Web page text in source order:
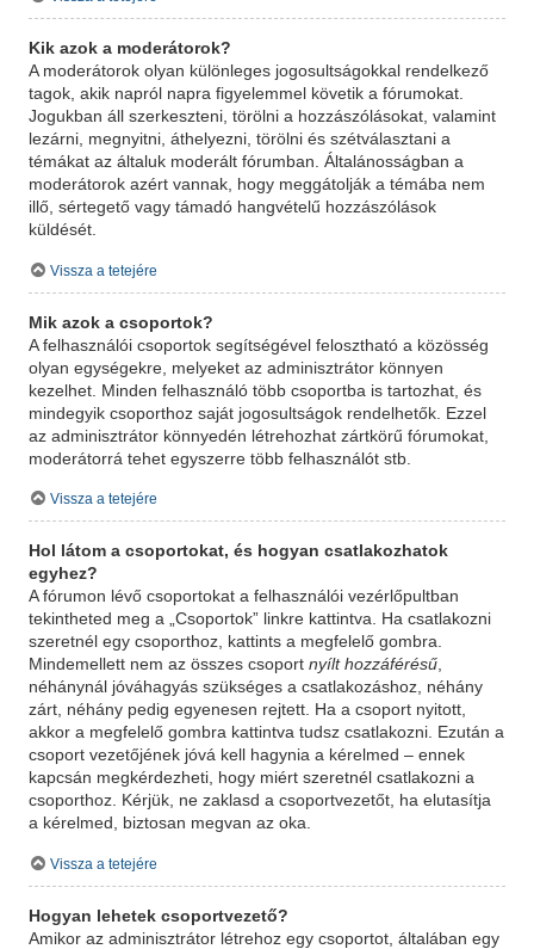
Kik azok a moderátorok?
A moderátorok olyan különleges jogosultságokkal rendelkező
tagok, akik napról napra figyelemmel követik a fórumokat.
Jogukban áll szerkeszteni, törölni a hozzászólásokat, valamint
lezárni, megnyitni, áthelyezni, törölni és szétválasztani a
témákat az általuk moderált fórumban. Általánosságban a
moderátorok azért vannak, hogy meggátolják a témába nem
illő, sértegető vagy támadó hangvételű hozzászólások
küldését.
Vissza a tetejére
Mik azok a csoportok?
A felhasználói csoportok segítségével felosztható a közösség
olyan egységekre, melyeket az adminisztrátor könnyen
kezelhet. Minden felhasználó több csoportba is tartozhat, és
mindegyik csoporthoz saját jogosultságok rendelhetők. Ezzel
az adminisztrátor könnyedén létrehozhat zártkörű fórumokat,
moderátorrá tehet egyszerre több felhasználót stb.
Vissza a tetejére
Hol látom a csoportokat, és hogyan csatlakozhatok
egyhez?
A fórumon lévő csoportokat a felhasználói vezérlőpultban
tekintheted meg a „Csoportok” linkre kattintva. Ha csatlakozni
szeretnél egy csoporthoz, kattints a megfelelő gombra.
Mindemellett nem az összes csoportnyílt hozzáférésű,
néhánynál jóváhagyás szükséges a csatlakozáshoz, néhány
zárt, néhány pedig egyenesen rejtett. Ha a csoport nyitott,
akkor a megfelelő gombra kattintva tudsz csatlakozni. Ezután a
csoport vezetőjének jóvá kell hagynia a kérelmed – ennek
kapcsán megkérdezheti, hogy miért szeretnél csatlakozni a
csoporthoz. Kérjük, ne zaklasd a csoportvezetőt, ha elutasítja
a kérelmed, biztosan megvan az oka.
Vissza a tetejére
Hogyan lehetek csoportvezető?
Amikor az adminisztrátor létrehoz egy csoportot, általában egy